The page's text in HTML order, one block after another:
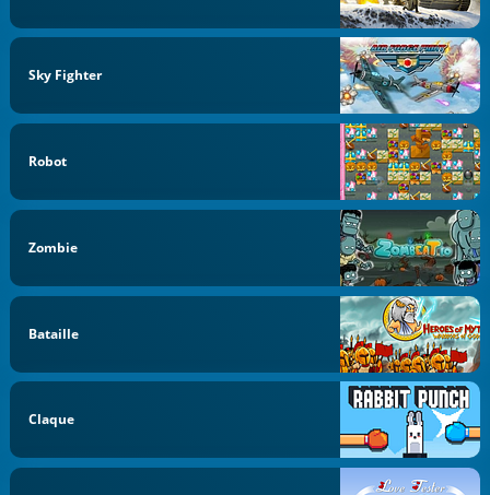
Sky Fighter
Robot
Zombie
Bataille
Claque